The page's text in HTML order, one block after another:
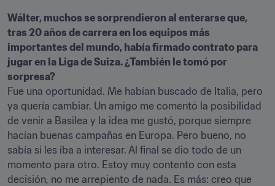
Wálter, muchos se sorprendieron al enterarse que,
tras 20 años de carrera en los equipos más
importantes del mundo, había firmado contrato para
jugar en la Liga de Suiza. ¿También le tomó por
sorpresa?
Fue una oportunidad. Me habían buscado de Italia, pero
ya quería cambiar. Un amigo me comentó la posibilidad
de venir a Basilea y la idea me gustó, porque siempre
hacían buenas campañas en Europa. Pero bueno, no
sabía si les iba a interesar. Al final se dio todo de un
momento para otro. Estoy muy contento con esta
decisión, no me arrepiento de nada. Es más: creo que